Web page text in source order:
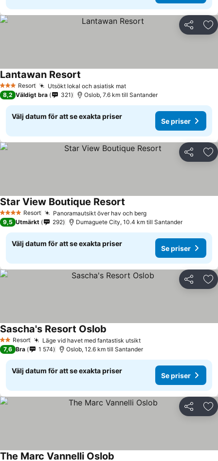
Dela
3 StjärnorResort Utsökt lokal och asiatisk mat
Lantawan Resort
8,2 Väldigt bra 321 Oslob, 7.6 km till Santander
Välj datum för att se exakta priser
Se priser
Dela
4 StjärnorResort Panoramautsikt över hav och berg
Star View Boutique Resort
9,5 Utmärkt 292 Dumaguete City, 10.4 km till Santander
Välj datum för att se exakta priser
Se priser
Dela
2 Stjärnor
Resort Läge vid havet med fantastisk utsikt
Sascha's Resort Oslob
7,6 Bra 1 574 Oslob, 12.6 km till Santander
Välj datum för att se exakta priser
Se priser
Dela
The Marc Vannelli Oslob